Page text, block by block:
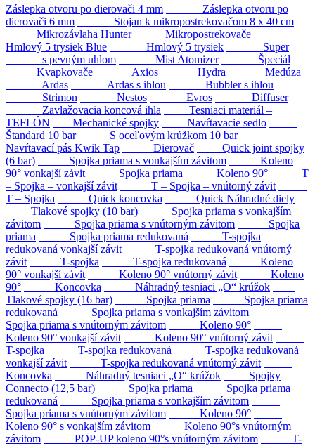
Záslepka otvoru po dierovači 4 mm
Záslepka otvoru po
dierovači 6 mm
Stojan k mikropostrekovačom 8 x 40 cm
Mikrozávlaha Hunter
Mikropostrekovače
Hmlový 5 trysiek Blue
Hmlový 5 trysiek
Super
s pevným uhlom
Mist Atomizer
Špeciál
Kvapkovače
Axios Hydra
Medúza
Ardas
Ardas s ihlou
Bubbler s ihlou
Strimon
Nestos Evros
Diffuser
Zavlažovacia koncová ihla
Tesniaci materiál –
TEFLÓN
Mechanické spojky
Navŕtavacie sedlo
Štandard 10 bar
S oceľovým krúžkom 10 bar
Navŕtavací pás Kwik Tap
Dierovač
Quick joint spojky
(6 bar)
Spojka priama s vonkajším závitom
Koleno
90° vonkajší závit
Spojka priama Koleno 90°
T
– Spojka – vonkajší závit
T – Spojka – vnútorný závit
T – Spojka
Quick koncovka
Quick Náhradné diely
Tlakové spojky (10 bar)
Spojka priama s vonkajším
závitom
Spojka priama s vnútorným závitom
Spojka
priama
Spojka priama redukovaná
T-spojka
redukovaná vonkajší závit
T-spojka redukovaná vnútorný
závit
T-spojka T-spojka redukovaná
Koleno
90° vonkajší závit
Koleno 90° vnútorný závit
Koleno
90°
Koncovka
Náhradný tesniaci „O“ krúžok
Tlakové spojky (16 bar)
Spojka priama
Spojka priama
redukovaná
Spojka priama s vonkajším závitom
Spojka priama s vnútorným závitom
Koleno 90°
Koleno 90° vonkajší závit
Koleno 90° vnútorný závit
T-spojka
T-spojka redukovaná
T-spojka redukovaná
vonkajší závit
T-spojka redukovaná vnútorný závit
Koncovka
Náhradný tesniaci „O“ krúžok
Spojky
Connecto (12,5 bar)
Spojka priama
Spojka priama
redukovaná
Spojka priama s vonkajším závitom
Spojka priama s vnútorným závitom
Koleno 90°
Koleno 90° s vonkajším závitom
Koleno 90°s vnútorným
závitom
POP-UP koleno 90°s vnútorným závitom
T-